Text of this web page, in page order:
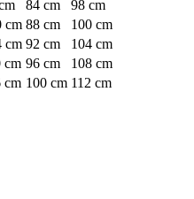
84 cm
98 cm
cm 88 cm
100 cm
cm 92 cm
104 cm
cm 96 cm
108 cm
cm 100 cm 112 cm